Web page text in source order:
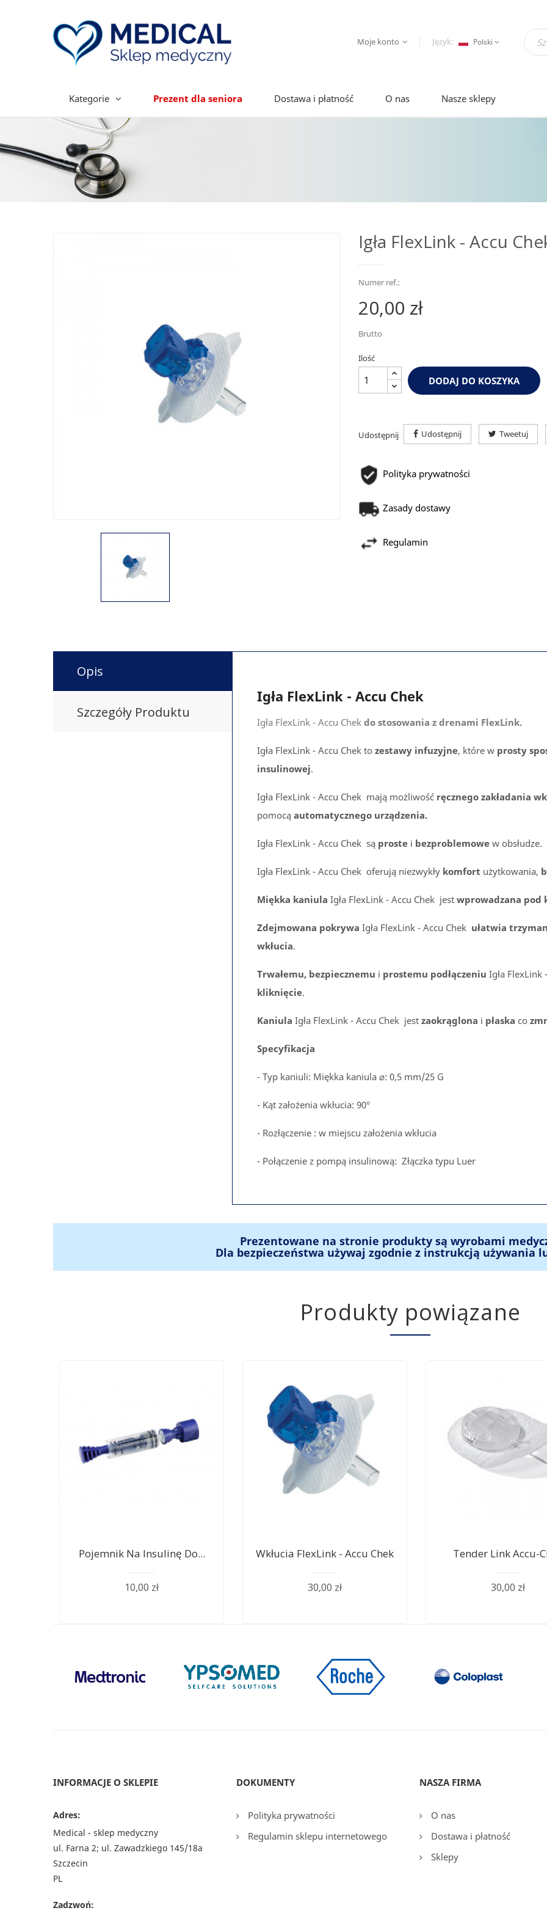
Język: Polski
Moje konto
Kategorie Prezent dla seniora Dostawa i płatność O nas Nasze sklepy
Igła FlexLink - Accu
Numer ref.:
20,00 zł
Brutto
Ilość
DODAJ DO KOSZYKA
Udostępnij Udostępnij Tweetuj
Polityka prywatności
Zasady dostawy
Regulamin
Opis
Szczegóły Produktu
Igła FlexLink - Accu Chek
Igła FlexLink - Accu Chek do stosowania z drenami FlexLink.
Igła FlexLink - Accu Chek to zestawy infuzyjne, które w prosty
insulinowej.
Igła FlexLink - Accu Chek mają możliwość ręcznego zakładania
pomocą automatycznego urządzenia.
Igła FlexLink - Accu Chek są prostei bezproblemowew obsłudze.
Igła FlexLink - Accu Chek oferują niezwykły komfort użytkowania,
Miękka kaniula Igła FlexLink - Accu Chek jest wprowadzana pod
Zdejmowana pokrywa Igła FlexLink - Accu Chek ułatwia
wkłucia.
Trwałemu, bezpiecznemu i prostemu podłączeniu Igła
kliknięcie.
Kaniula Igła FlexLink - Accu Chek jest zaokrąglona i płaska co
Specyfikacja
- Typ kaniuli: Miękka kaniula ⌀: 0,5 mm/25 G
- Kąt założenia wkłucia: 90°
- Rozłączenie : w miejscu założenia wkłucia
- Połączenie z pompą insulinową: Złączka typu Luer
Prezentowane na stronie produkty są wyrobami
Dla bezpieczeństwa używaj zgodnie z instrukcją używania
Produkty powiązane
Pojemnik Na Insulinę Do...
10,00 zł
Wkłucia FlexLink - Accu Chek
30,00 zł
Tender Link Accu-
30,00 zł
INFORMACJE O SKLEPIE
Adres:
Medical - sklep medyczny
ul. Farna 2; ul. Zawadzkiego 145/18a
Szczecin
PL
Zadzwoń:
DOKUMENTY
Polityka prywatności
Regulamin sklepu internetowego
NASZA FIRMA
O nas
Dostawa i płatność
Sklepy